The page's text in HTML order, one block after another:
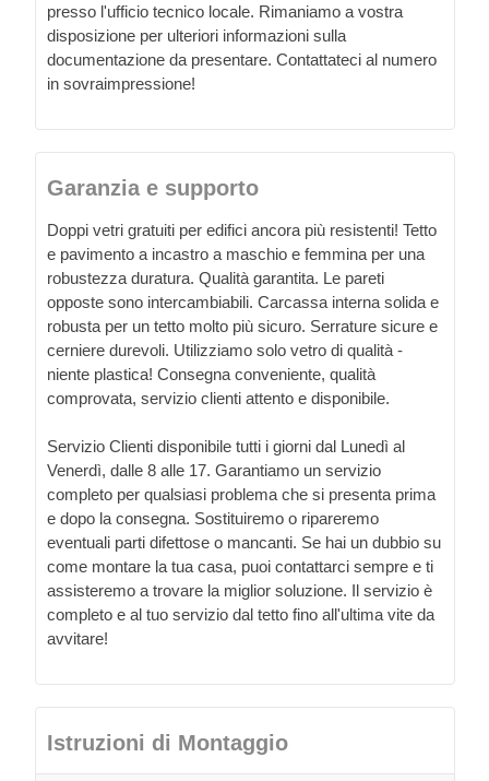
presso l'ufficio tecnico locale. Rimaniamo a vostra
disposizione per ulteriori informazioni sulla
documentazione da presentare. Contattateci al numero
in sovraimpressione!
Garanzia e supporto
Doppi vetri gratuiti per edifici ancora più resistenti! Tetto
e pavimento a incastro a maschio e femmina per una
robustezza duratura. Qualità garantita. Le pareti
opposte sono intercambiabili. Carcassa interna solida e
robusta per un tetto molto più sicuro. Serrature sicure e
cerniere durevoli. Utilizziamo solo vetro di qualità -
niente plastica! Consegna conveniente, qualità
comprovata, servizio clienti attento e disponibile.
Servizio Clienti disponibile tutti i giorni dal Lunedì al
Venerdì, dalle 8 alle 17. Garantiamo un servizio
completo per qualsiasi problema che si presenta prima
e dopo la consegna. Sostituiremo o ripareremo
eventuali parti difettose o mancanti. Se hai un dubbio su
come montare la tua casa, puoi contattarci sempre e ti
assisteremo a trovare la miglior soluzione. Il servizio è
completo e al tuo servizio dal tetto fino all'ultima vite da
avvitare!
Istruzioni di Montaggio